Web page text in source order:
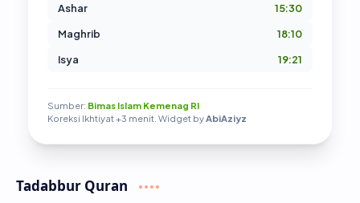
Ashar
15:30
Maghrib
18:10
Isya
19:21
Sumber: Bimas Islam Kemenag RI
Koreksi Ikhtiyat +3 menit. Widget by AbiAziyz
Tadabbur Quran